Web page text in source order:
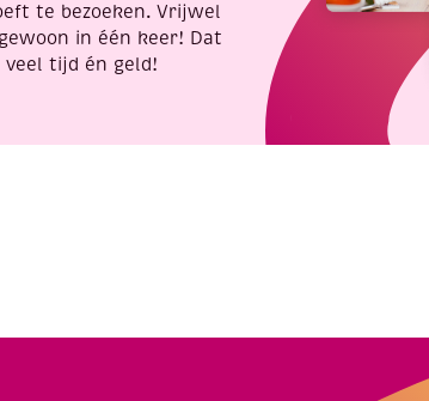
te bezoeken. Vrijwel
in één keer! Dat
veel tijd én geld!